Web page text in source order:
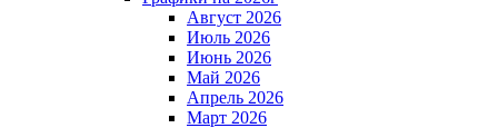
Август 2026
Июль 2026
Июнь 2026
Май 2026
Апрель 2026
Март 2026